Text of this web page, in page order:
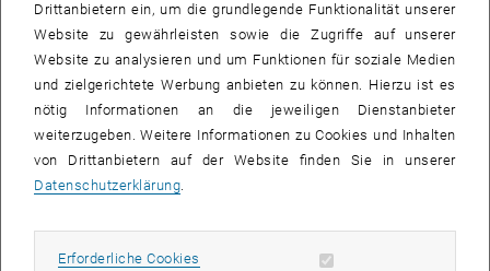
die Veranstaltung anmelden.
Danach wird der "edge Mk2" auf den verschiedenen Teststrecken
rund um Wien ausführlich getestet, um für den ersten Formula
Student Bewerb im Juli auf der Formel 1 Strecke von Silverstone fit
zu sein. Während dies geschieht, sucht TUW-Racing wieder nach
neuen Mitgliedern für das nächste Team. Auch in der Saison 2010
muss ein neues Fahrzeug gebaut werden, um an den internationalen
Engagiertes Team gesucht
Drittanbietern ein, um die grundlegende Funktionalität unserer
Website zu gewährleisten sowie die Zugriffe auf unserer
Website zu analysieren und um Funktionen für soziale Medien
und zielgerichtete Werbung anbieten zu können. Hierzu ist es
nötig Informationen an die jeweiligen Dienstanbieter
weiterzugeben. Weitere Informationen zu Cookies und Inhalten
von Drittanbietern auf der Website finden Sie in unserer
Datenschutzerklärung.
Erforderliche Cookies Erforderliche Cookies zulassen